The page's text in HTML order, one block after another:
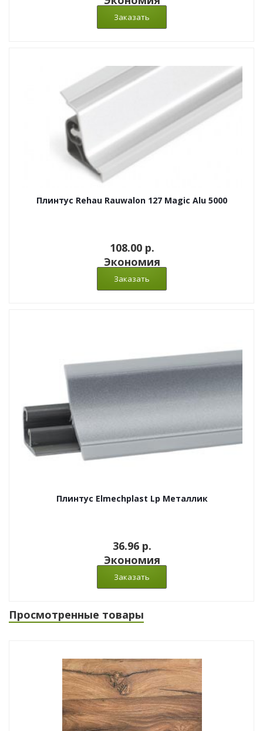
Плинтус Rehau Rauwalon 127 Magic Alu 5000
108.00 p.
Экономия
Плинтус Elmechplast Lp Металлик
36.96 p.
Экономия
Просмотренные товары